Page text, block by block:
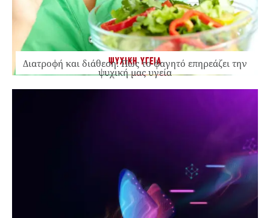
ΨΥΧΙΚΗ ΥΓΕΙΑ
Διατροφή και διάθεση: Πώς το φαγητό επηρεάζει την
ψυχική μας υγεία